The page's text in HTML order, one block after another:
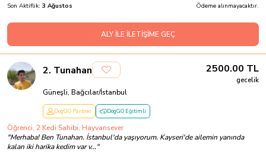
Son Aktiflik: 3 Ağustos Ödeme alınmayacaktır.
ALY İLE İLETİŞİME GEÇ
2. Tunahan 2500.00 TL
gecelik
Güneşli, Bağcılar/İstanbul
DogGO Partner DogGO Eğitimli
Öğrenci, 2 Kedi Sahibi, Hayvansever
"Merhaba! Ben Tunahan. İstanbul'da yaşıyorum. Kayseri'de ailemin yanında
kalan iki harika kedim var v..."